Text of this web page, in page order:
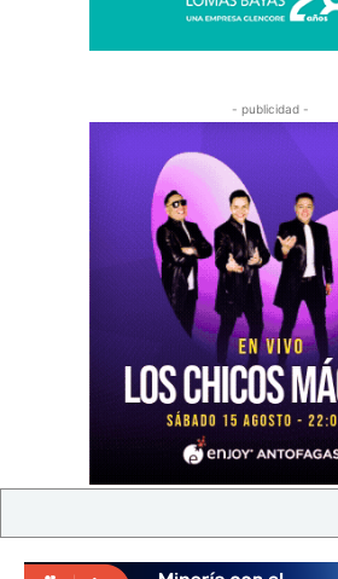
- publicidad -